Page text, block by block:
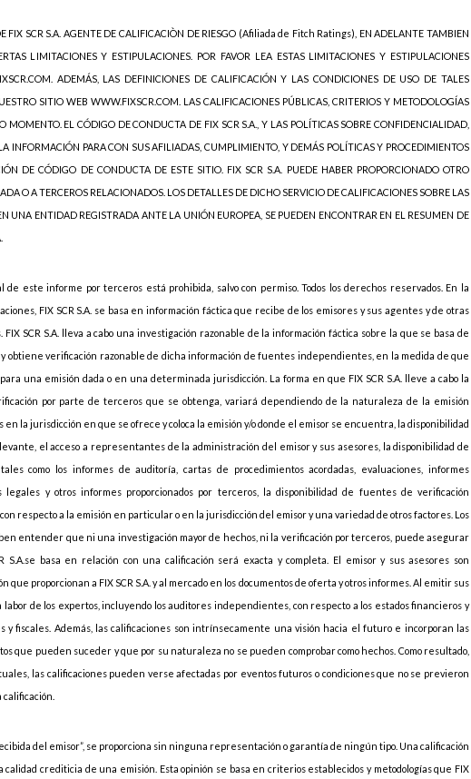
FIX SCR S.A. AGENTE DE CALIFICACIÒN DE RIESGO (Afiliada de Fitch Ratings), EN ADELANTE TAMBIEN
LIMITACIONES Y ESTIPULACIONES. POR FAVOR LEA ESTAS LIMITACIONES Y ESTIPULACIONES
ADEMÁS, LAS DEFINICIONES DE CALIFICACIÓN Y LAS CONDICIONES DE USO DE TALES
SITIO WEB WWW.FIXSCR.COM. LAS CALIFICACIONES PÚBLICAS, CRITERIOS Y METODOLOGÍAS
MOMENTO. EL CÓDIGO DE CONDUCTA DE FIX SCR S.A., Y LAS POLÍTICAS SOBRE CONFIDENCIALIDAD,
INFORMACIÓN PARA CON SUS AFILIADAS, CUMPLIMIENTO, Y DEMÁS POLÍTICAS Y PROCEDIMIENTOS
DE CÓDIGO DE CONDUCTA DE ESTE SITIO. FIX SCR S.A. PUEDE HABER PROPORCIONADO OTRO
O A TERCEROS RELACIONADOS. LOS DETALLES DE DICHO SERVICIO DE CALIFICACIONES SOBRE LAS
UNA ENTIDAD REGISTRADA ANTE LA UNIÓN EUROPEA, SE PUEDEN ENCONTRAR EN EL RESUMEN DE
este informe por terceros está prohibida, salvo con permiso. Todos los derechos reservados. En la
FIX SCR S.A. se basa en información fáctica que recibe de los emisores y sus agentes y de otras
SCR S.A. lleva a cabo una investigación razonable de la información fáctica sobre la que se basa de
y obtiene verificación razonable de dicha información de fuentes independientes, en la medida de que
una emisión dada o en una determinada jurisdicción. La forma en que FIX SCR S.A. lleve a cabo la
por parte de terceros que se obtenga, variará dependiendo de la naturaleza de la emisión
en la jurisdicción en que se ofrece y coloca la emisión y/o donde el emisor se encuentra, la disponibilidad
el acceso a representantes de la administración del emisor y sus asesores, la disponibilidad de
como los informes de auditoría, cartas de procedimientos acordadas, evaluaciones, informes
legales y otros informes proporcionados por terceros, la disponibilidad de fuentes de verificación
respecto a la emisión en particular o en la jurisdicción del emisor y una variedad de otros factores. Los
entender que ni una investigación mayor de hechos, ni la verificación por terceros, puede asegurar
basa en relación con una calificación será exacta y completa. El emisor y sus asesores son
proporcionan a FIX SCR S.A. y al mercado en los documentos de oferta y otros informes. Al emitir sus
labor de los expertos, incluyendo los auditores independientes, con respecto a los estados financieros y
y fiscales. Además, las calificaciones son intrínsecamente una visión hacia el futuro e incorporan las
que pueden suceder y que por su naturaleza no se pueden comprobar como hechos. Como resultado,
las calificaciones pueden verse afectadas por eventos futuros o condiciones que no se previeron
del emisor”, se proporciona sin ninguna representación o garantía de ningún tipo. Una calificación
calidad crediticia de una emisión. Esta opinión se basa en criterios establecidos y metodologías que FIX